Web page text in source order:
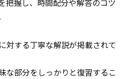
対する丁寧な解説が掲載されて
な部分をしっかりと復習するこ